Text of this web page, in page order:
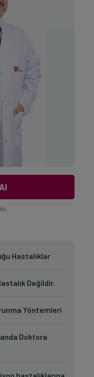
Hastalıklar
Değildir.
Yöntemleri
Doktora
hastalıklarına